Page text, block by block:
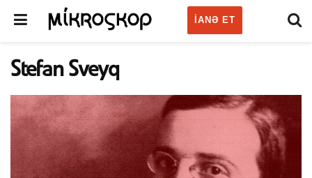
IANƏ ET
Stefan Sveyq